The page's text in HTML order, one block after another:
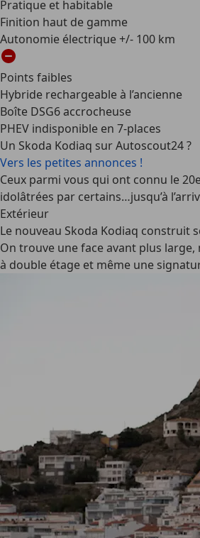
Pratique et habitable
Finition haut de gamme
Autonomie électrique +/- 100 km
Points faibles
Hybride rechargeable à l’ancienne
Boîte DSG6 accrocheuse
PHEV indisponible en 7-places
Un Skoda Kodiaq sur Autoscout24 ?
Vers les petites annonces !
Ceux parmi vous qui ont connu le
idolâtrées par certains…jusqu’à
Extérieur
Le nouveau Skoda Kodiaq construit
On trouve une face avant plus
à double étage et même une